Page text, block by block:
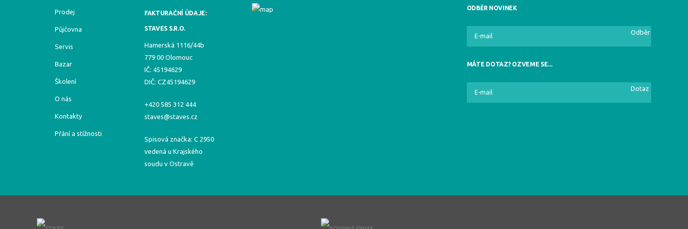
Prodej
Půjčovna
Servis
Bazar
Školení
O nás
Kontakty
Přání a stížnosti
FAKTURAČNÍ ÚDAJE:
STAVES S.R.O.
Hamerská 1116/44b
779 00 Olomouc
IČ: 45194629
DIČ: CZ45194629
+420 585 312 444
staves@staves.cz
Spisová značka: C 2950
vedená u Krajského
soudu v Ostravě
ODBĚR NOVINEK
Odběr
MÁTE DOTAZ? OZVEME SE...
Dotaz